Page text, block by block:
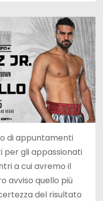
di appuntamenti
gli appassionati
a cui avremo il
avviso quello più
del risultato